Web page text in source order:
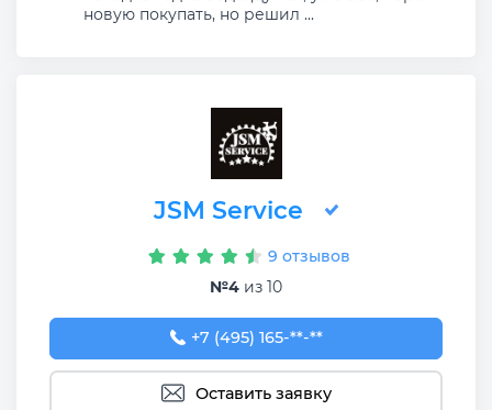
новую покупать, но решил ...
JSM Service
9 отзывов
№4 из 10
+7 (495) 165-57-52
+7 (495) 165-**-**
Оставить заявку